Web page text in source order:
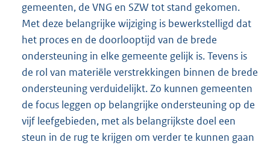
gemeenten, de VNG en SZW tot stand gekomen.
Met deze belangrijke wijziging is bewerkstelligd dat
het proces en de doorlooptijd van de brede
ondersteuning in elke gemeente gelijk is. Tevens is
de rol van materiële verstrekkingen binnen de brede
ondersteuning verduidelijkt. Zo kunnen gemeenten
de focus leggen op belangrijke ondersteuning op de
vijf leefgebieden, met als belangrijkste doel een
steun in de rug te krijgen om verder te kunnen gaan